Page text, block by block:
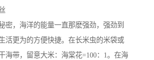
密，海洋的能量一直那麽强劲，强劲到
活更为的方便快捷。在长米虫的米袋或
海带，留意大米：海棠花=100：1。在海